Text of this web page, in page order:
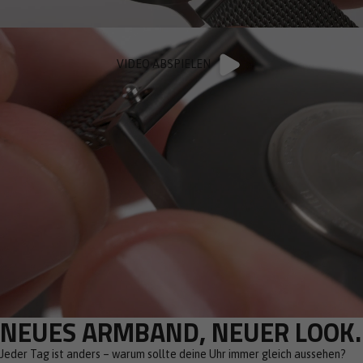
VIDEO ABSPIELEN
NEUES ARMBAND, NEUER LOOK.
Jeder Tag ist anders – warum sollte deine Uhr immer gleich aussehen?